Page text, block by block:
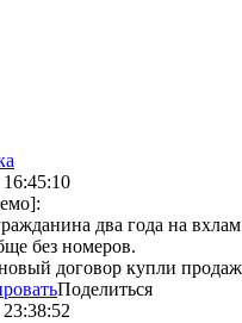
два года на
без номеров.
договор купли
Поделиться